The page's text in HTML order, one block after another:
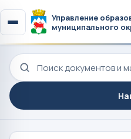
Управление
муниципального
Поиск по сайту